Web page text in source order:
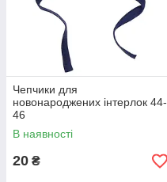
Чепчики для
новонароджених інтерлок 44-
46
В наявності
20 ₴